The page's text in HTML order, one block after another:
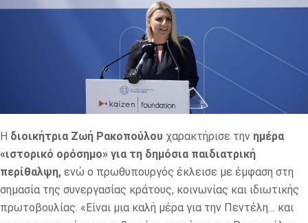
Η διοικήτρια Ζωή Ρακοπούλου χαρακτήρισε την ημέρα
«ιστορικό ορόσημο» για τη δημόσια παιδιατρική
περίθαλψη, ενώ ο πρωθυπουργός έκλεισε με έμφαση στη
σημασία της συνεργασίας κράτους, κοινωνίας και ιδιωτικής
πρωτοβουλίας. «Είναι μια καλή μέρα για την Πεντέλη… και